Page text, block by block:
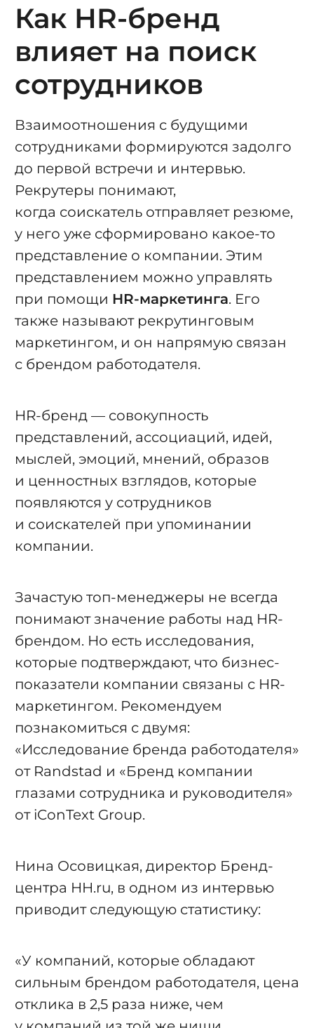
Как HR-бренд
влияет на поиск
сотрудников
Взаимоотношения с будущими
сотрудниками формируются задолго
до первой встречи и интервью.
Рекрутеры понимают,
когда соискатель отправляет резюме,
у него уже сформировано какое-то
представление о компании. Этим
представлением можно управлять
при помощи HR-маркетинга. Его
также называют рекрутинговым
маркетингом, и он напрямую связан
с брендом работодателя.
HR-бренд — совокупность
представлений, ассоциаций, идей,
мыслей, эмоций, мнений, образов
и ценностных взглядов, которые
появляются у сотрудников
и соискателей при упоминании
компании.
Зачастую топ-менеджеры не всегда
понимают значение работы над HR-
брендом. Но есть исследования,
которые подтверждают, что бизнес-
показатели компании связаны с HR-
маркетингом. Рекомендуем
познакомиться с двумя:
«Исследование бренда работодателя»
от Randstad и «Бренд компании
глазами сотрудника и руководителя»
от iConText Group.
Нина Осовицкая, директор Бренд-
центра HH.ru, в одном из интервью
приводит следующую статистику:
«У компаний, которые обладают
сильным брендом работодателя, цена
отклика в 2,5 раза ниже, чем